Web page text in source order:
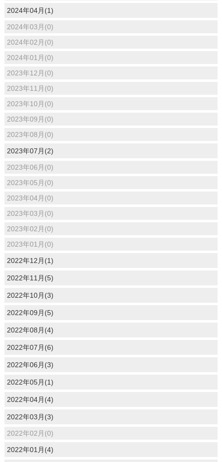
2024年04月(1)
2024年03月(0)
2024年02月(0)
2024年01月(0)
2023年12月(0)
2023年11月(0)
2023年10月(0)
2023年09月(0)
2023年08月(0)
2023年07月(2)
2023年06月(0)
2023年05月(0)
2023年04月(0)
2023年03月(0)
2023年02月(0)
2023年01月(0)
2022年12月(1)
2022年11月(5)
2022年10月(3)
2022年09月(5)
2022年08月(4)
2022年07月(6)
2022年06月(3)
2022年05月(1)
2022年04月(4)
2022年03月(3)
2022年02月(0)
2022年01月(4)